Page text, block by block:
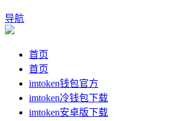
导航
首页
首页
imtoken钱包官方
imtoken冷钱包下载
imtoken安卓版下载